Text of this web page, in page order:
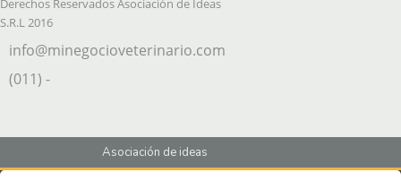
Derechos Reservados Asociación de Ideas
S.R.L 2016
info@minegocioveterinario.com
(011) -
Asociación de ideas